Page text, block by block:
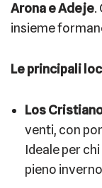
Arona e Adeje.
insieme
Le principali
Los
venti, con
Ideale per
pieno